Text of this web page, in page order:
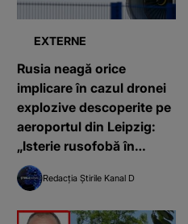
EXTERNE
Rusia neagă orice
implicare în cazul dronei
explozive descoperite pe
aeroportul din Leipzig:
„Isterie rusofobă în
Germania”
Redacția Știrile Kanal D